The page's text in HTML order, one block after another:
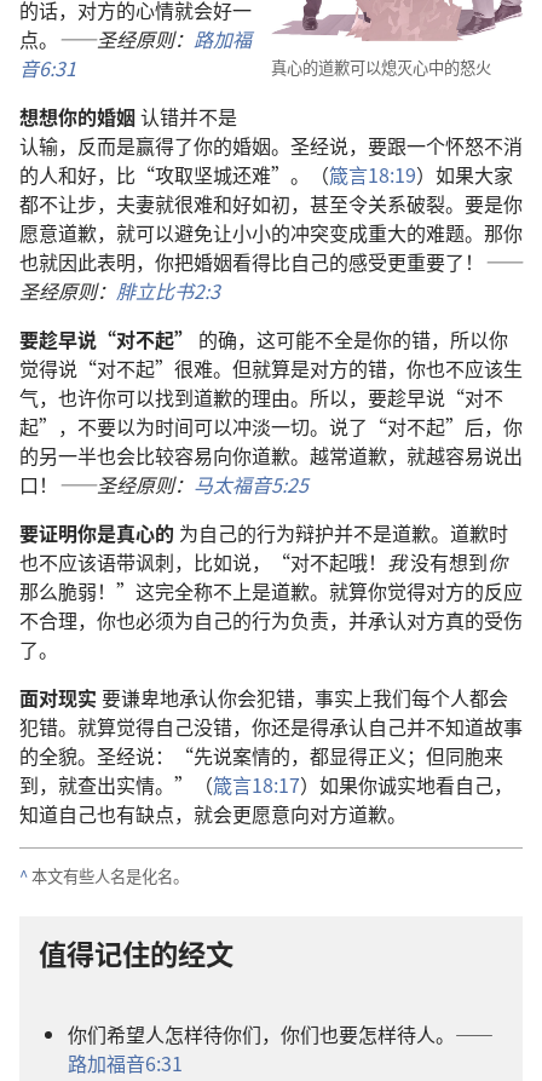
真心的道歉可以熄灭心中的怒火
的话，对方的心情就会好一
点。 ——圣经原则： 路加福
音6:31
想想你的婚姻认错并不是
认输，反而是赢得了你的婚姻。圣经说，要跟一个怀怒不消
的人和好，比“攻取坚城还难”。（箴言18:19）如果大家
都不让步，夫妻就很难和好如初，甚至令关系破裂。要是你
愿意道歉，就可以避免让小小的冲突变成重大的难题。那你
也就因此表明，你把婚姻看得比自己的感受更重要了！ ——
圣经原则： 腓立比书2:3
要趁早说“对不起” 的确，这可能不全是你的错，所以你
觉得说“对不起”很难。但就算是对方的错，你也不应该生
气，也许你可以找到道歉的理由。所以，要趁早说“对不
起”，不要以为时间可以冲淡一切。说了“对不起”后，你
的另一半也会比较容易向你道歉。越常道歉，就越容易说出
口！ ——圣经原则： 马太福音5:25
要证明你是真心的 为自己的行为辩护并不是道歉。道歉时
也不应该语带讽刺，比如说，“对不起哦！ 我没有想到你
那么脆弱！”这完全称不上是道歉。就算你觉得对方的反应
不合理，你也必须为自己的行为负责，并承认对方真的受伤
了。
面对现实 要谦卑地承认你会犯错，事实上我们每个人都会
犯错。就算觉得自己没错，你还是得承认自己并不知道故事
的全貌。圣经说：“先说案情的，都显得正义；但同胞来
到，就查出实情。”（箴言18:17）如果你诚实地看自己，
知道自己也有缺点，就会更愿意向对方道歉。
^本文有些人名是化名。
值得记住的经文
你们希望人怎样待你们，你们也要怎样待人。——
路加福音6:31